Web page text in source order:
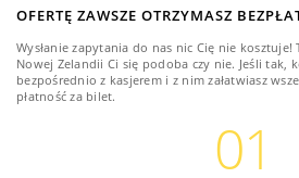
OFERTĘ ZAWSZE OTRZYMASZ
Wysłanie zapytania do nas nic Cię nie
Nowej Zelandii Ci się podoba czy nie. Jeśli tak,
bezpośrednio z kasjerem i z nim załatwiasz
płatność za bilet.
01